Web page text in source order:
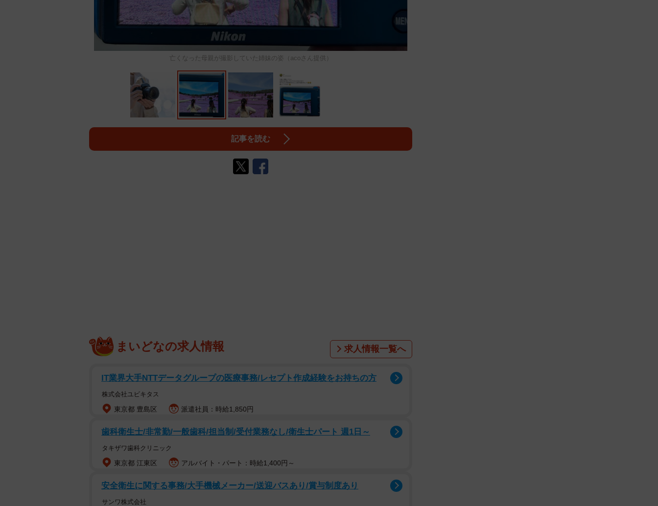
亡くなった母親が撮影していた姉妹の姿（acoさん提供）
記事を読む
まいどなの求人情報 求人情報一覧へ
IT業界大手NTTデータグループの医療事務/レセプト作成経験をお持ちの方
株式会社ユビキタス
東京都 豊島区 派遣社員：時給1,850円
歯科衛生士/非常勤/一般歯科/担当制/受付業務なし/衛生士パート 週1日～
タキザワ歯科クリニック
東京都 江東区 アルバイト・パート：時給1,400円～
安全衛生に関する事務/大手機械メーカー/送迎バスあり/賞与制度あり
サンワ株式会社